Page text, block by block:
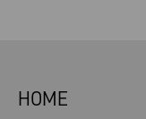
HOME